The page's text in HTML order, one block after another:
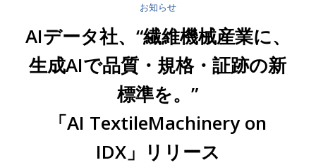
お知らせ
AIデータ社、“繊維機械産業に、
生成AIで品質・規格・証跡の新
標準を。”
「AI TextileMachinery on
IDX」リリース